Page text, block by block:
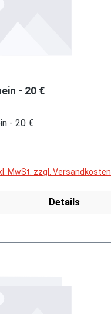
- 20 €
- 20 €
MwSt. zzgl. Versandkosten
Details